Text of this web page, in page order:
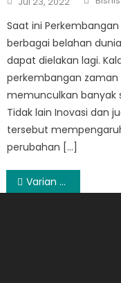
on
Saat ini
berbagai belahan
dapat dielakan lagi.
perkembangan
memunculkan banyak
Tidak lain Inovasi dan
tersebut
perubahan […]
Post
Varian Spesifikasi Mobil Nissan Juke 2015